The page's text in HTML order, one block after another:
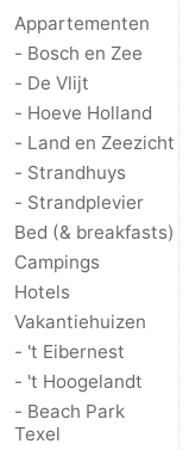
Appartementen
- Bosch en Zee
- De Vlijt
- Hoeve Holland
- Land en Zeezicht
- Strandhuys
- Strandplevier
Bed (& breakfasts)
Campings
Hotels
Vakantiehuizen
- 't Eibernest
- 't Hoogelandt
- Beach Park
Texel